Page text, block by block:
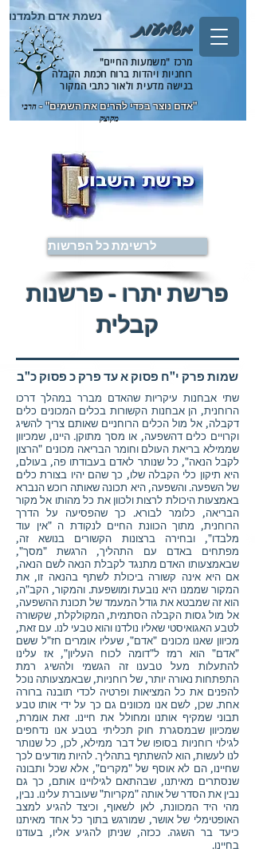
משמעות
מרכז "משמעות החיים"
רוחניות ויהדות ברוח חכמת הקבלה
בגישה מדעית ולאור כתבי המקור
"אדם נוצר בכדי להרים את השמים" -הרבי
מקוצק
נשמת אדם תלמדנו
לרשימת כל הפרשות
פרשת יתרו - פרשנות
קבלית
שמות פרק י"ח פסוק א עד פרק כ פסוק כ"ב
שתי אבחנות עיקריות שהאדם מברר במהלך דרכו
הרוחנית, הן אבחנות הקשורות בכלים המכונים כלים
דקבלה, אל מול הכלים הרוחניים שאותם צריך להשיג
וקרויים כלים דהשפעה, או מסך מתוקן. היינו, שמכיוון
שממילא בריאת העולם וחומר הבריאה מכונים "הרצון
לקבל הנאה", כל שנותר לאדם בעבודתו פה, בעולם,
היא תיקון כלי הקבלה שלו, כך שהם יהיו בצורת כלים
של השפעה. והשפעה, היא תכונה שאותה רוכש הנברא
באמצעות היכולת לרצות ולכוון את כל מהותו אל מקור
הבריאה, כלומר לבורא. כך שהפסיעה על הדרך
הרוחנית, מתוך הכוונת החיים לנקודת ה "אין עוד
מלבדו", ובחירה ברצונות הקשורים בנושא זה,
מפתחים באדם עם התהליך, הרגשת "מסך",
שבאמצעותו האדם מתנגד לקבלת הנאה לשם הנאה,
אם היא אינה קשורה ביכולת לשתף בהנאה זו, את
המקור שממנו היא נובעת ומושפעת. והמקור, הקב"ה,
הוא זה שמבטא את גודל המעמד של תכונת ההשפעה,
אל מול גסות הקבלה הסתמית, המקולקלת, שקשורה
לטבע האגואיסטי שאליו נולדנו והוא טבעי לנו. עם זאת,
מכיוון שאנו מכונים "אדם", שעליו אומרים חז"ל ששם
"אדם" הוא רמז ל"דומה לכוח העליון", אז עלינו
להתעלות מעל טבענו זה הגשמי ולהשיג רמת
התפתחות נאורה יותר, של רוחניות, שבאמצעותה נוכל
להפנים את כל המציאות ופרטיה לכדי תובנה ברורה
אחת. שכן, לשם אנו מכוונים גם כך על ידי אותו טבע
תבוני שמקיף אותנו ומחולל את חיינו. זאת אומרת,
שמכיוון שבמסגרת חוק תכליתי בטבע אנו נדחפים
לגילוי רוחניות בסופו של דבר ממילא, לכן, כל שנותר
לנו לעשות, הוא להשתתף בתהליך. להיות מודעים לכך
שחיינו, הם לא אוסף של "מקרים", אלא שכל ותבונה
שנסתרים מאיתנו, שבהתאם לגילויינו אותם, כך גם
נבין את הסדר של אותה "מקריות" שעוברת עלינו. נבין,
מהי היד המכוונת, לאן לשאוף, וכיצד להגיע למצב
האופטימלי של אושר, שמורגש בתוך כל אחד מאיתנו
כיעד בר השגה. ככזה, שניתן להגיע אליו, בעודנו
בחיינו.